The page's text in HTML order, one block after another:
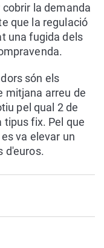
la demanda
que la regulació
una fugida dels
són els
mitjana arreu de
pel qual 2 de
tipus fix. Pel que
va elevar un
d'euros.